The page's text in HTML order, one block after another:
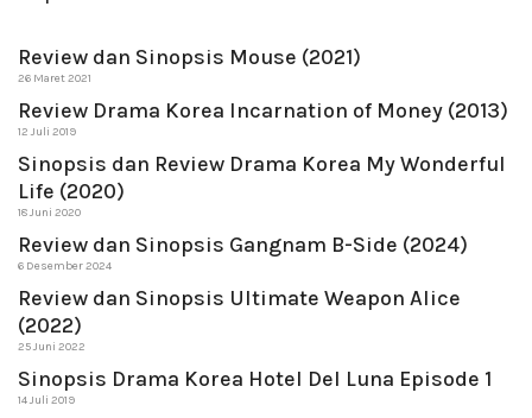
Review dan Sinopsis Mouse (2021)
26 Maret 2021
Review Drama Korea Incarnation of Money (2013)
12 Juli 2019
Sinopsis dan Review Drama Korea My Wonderful
Life (2020)
18 Juni 2020
Review dan Sinopsis Gangnam B-Side (2024)
6 Desember 2024
Review dan Sinopsis Ultimate Weapon Alice
(2022)
25 Juni 2022
Sinopsis Drama Korea Hotel Del Luna Episode 1
14 Juli 2019